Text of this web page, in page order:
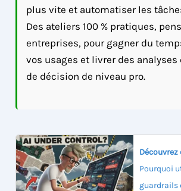
plus vite et automatiser les
Des ateliers 100 % pratiques,
entreprises, pour gagner du
vos usages et livrer des analyses
de décision de niveau pro.
Pourquoi
guardrails